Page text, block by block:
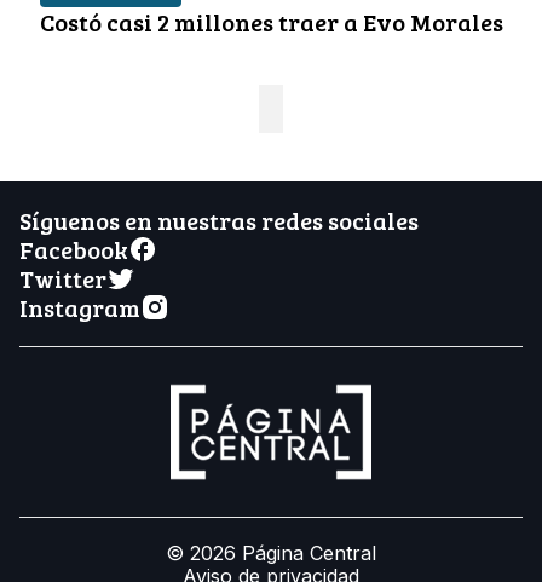
Costó casi 2 millones traer a Evo Morales
Síguenos en nuestras redes sociales
Facebook
Twitter
Instagram
© 2026 Página Central
Aviso de privacidad